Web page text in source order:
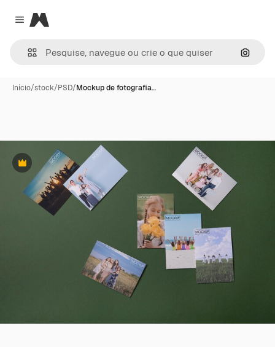
Close menu
Magnific
Início/stock/PSD/Mockup de fotografia…
Premium